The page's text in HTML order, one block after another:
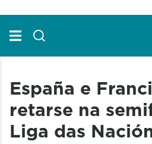
España e
retarse na
Liga das